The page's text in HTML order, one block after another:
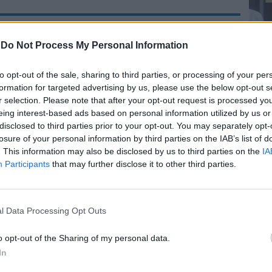
Do Not Process My Personal Information
opt-out of the sale, sharing to third parties, or processing of your
for targeted advertising by us, please use the below opt-out
selection. Please note that after your opt-out request is processed
interest-based ads based on personal information utilized by us
to third parties prior to your opt-out. You may separately
of your personal information by third parties on the IAB’s list of
This information may also be disclosed by us to third parties on the
Participants that may further disclose it to other third parties.
Data Processing Opt Outs
opt-out of the Sharing of my personal data.
#GiorgiaMeloni superstar
#Conte. E la voce rubata
impazza su #TikTok
solidarietà della Germania nei nostri
che da Stoccarda scaricano immigrati
quanti sono gli immigrati irregolari
ha accettato di ricollocare in tutto il
Qualcuno vorrebbe fare della nostra
Rudy Giuliani a Come States?
Trump, Meloni e la strategia
americana